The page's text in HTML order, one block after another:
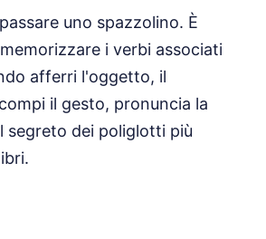
uno spazzolino. È
i verbi associati
afferri l'oggetto, il
il gesto, pronuncia la
segreto dei poliglotti più